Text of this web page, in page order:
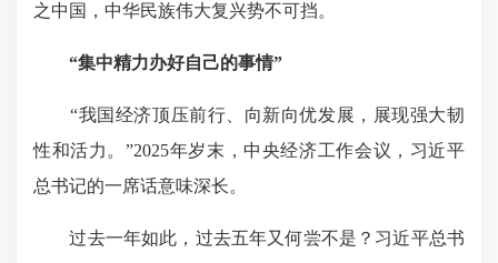
之中国，中华民族伟大复兴势不可挡。
“集中精力办好自己的事情”
“我国经济顶压前行、向新向优发展，展现强大韧
性和活力。”2025年岁末，中央经济工作会议，习近平
总书记的一席话意味深长。
过去一年如此，过去五年又何尝不是？习近平总书